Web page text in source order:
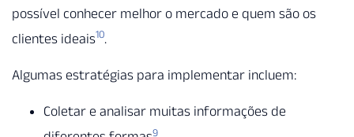
possível conhecer melhor o mercado e quem são os
clientes ideais10.
Algumas estratégias para implementar incluem:
Coletar e analisar muitas informações de
9